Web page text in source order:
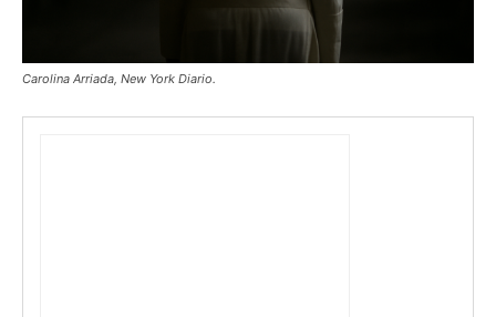
Carolina Arriada, New York Diario.